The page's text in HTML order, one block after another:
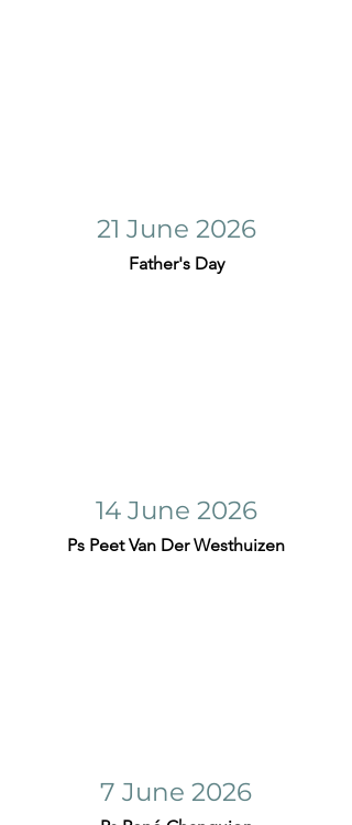
21 June 2026
Father's Day
14 June 2026
Ps Peet Van Der Westhuizen
7 June 2026